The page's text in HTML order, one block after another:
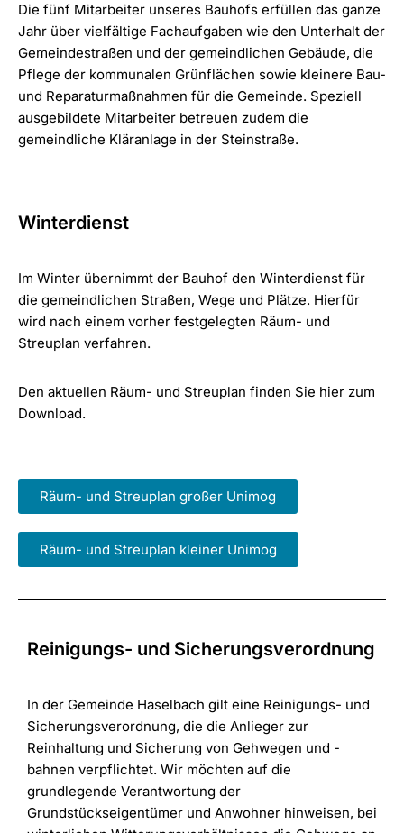
Die fünf Mitarbeiter unseres Bauhofs erfüllen das ganze
Jahr über vielfältige Fachaufgaben wie den Unterhalt der
Gemeindestraßen und der gemeindlichen Gebäude, die
Pflege der kommunalen Grünflächen sowie kleinere Bau-
und Reparaturmaßnahmen für die Gemeinde. Speziell
ausgebildete Mitarbeiter betreuen zudem die
gemeindliche Kläranlage in der Steinstraße.
Winterdienst
Im Winter übernimmt der Bauhof den Winterdienst für
die gemeindlichen Straßen, Wege und Plätze. Hierfür
wird nach einem vorher festgelegten Räum- und
Streuplan verfahren.
Den aktuellen Räum- und Streuplan finden Sie hier zum
Download.
Räum- und Streuplan großer Unimog
Räum- und Streuplan kleiner Unimog
Reinigungs- und Sicherungsverordnung
In der Gemeinde Haselbach gilt eine Reinigungs- und
Sicherungsverordnung, die die Anlieger zur
Reinhaltung und Sicherung von Gehwegen und -
bahnen verpflichtet. Wir möchten auf die
grundlegende Verantwortung der
Grundstückseigentümer und Anwohner hinweisen, bei